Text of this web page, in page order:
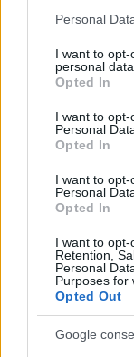
Please note that
not limited to
grant or deny
use your data for
consent section.
Personal
I want to
personal data.
Opted In
I want to
Personal
Opted In
I want to
Personal
Opted In
I want to opt-
Retention,
Personal
Purposes for
Opted Out
Google
Ansia nei figli:
rassicuranti
Beatrice Bonaventura ·
EDUCAZIONE E